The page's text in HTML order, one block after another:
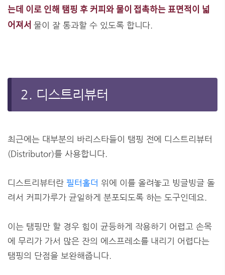
는데 이로 인해 탬핑 후 커피와 물이 접촉하는 표면적이 넓
어져서 물이 잘 통과할 수 있도록 합니다.
2. 디스트리뷰터
최근에는 대부분의 바리스타들이 탬핑 전에 디스트리뷰터
(Distributor)를 사용합니다.
디스트리뷰터란 필터홀더 위에 이를 올려놓고 빙글빙글 돌
려서 커피가루가 균일하게 분포되도록 하는 도구인데요.
이는 탬핑만 할 경우 힘이 균등하게 작용하기 어렵고 손목
에 무리가 가서 많은 잔의 에스프레소를 내리기 어렵다는
탬핑의 단점을 보완해줍니다.